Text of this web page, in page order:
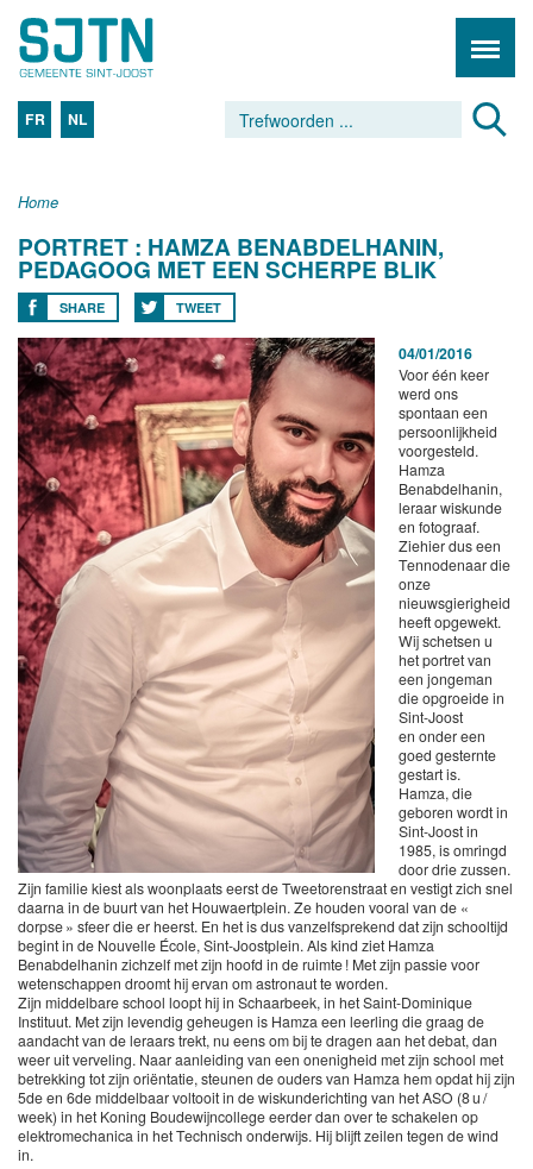
FR NL
Home
PORTRET : HAMZA BENABDELHANIN,
PEDAGOOG MET EEN SCHERPE BLIK
SHARE TWEET
04/01/2016
Voor één keer
werd ons
spontaan een
persoonlijkheid
voorgesteld.
Hamza
Benabdelhanin,
leraar wiskunde
en fotograaf.
Ziehier dus een
Tennodenaar die
onze
nieuwsgierigheid
heeft opgewekt.
Wij schetsen u
het portret van
een jongeman
die opgroeide in
Sint-Joost
en onder een
goed gesternte
gestart is.
Hamza, die
geboren wordt in
Sint-Joost in
1985, is omringd
door drie zussen.
Zijn familie kiest als woonplaats eerst de Tweetorenstraat en vestigt zich snel
daarna in de buurt van het Houwaertplein. Ze houden vooral van de «
dorpse » sfeer die er heerst. En het is dus vanzelfsprekend dat zijn schooltijd
begint in de Nouvelle École, Sint-Joostplein. Als kind ziet Hamza
Benabdelhanin zichzelf met zijn hoofd in de ruimte ! Met zijn passie voor
wetenschappen droomt hij ervan om astronaut te worden.
Zijn middelbare school loopt hij in Schaarbeek, in het Saint-Dominique
Instituut. Met zijn levendig geheugen is Hamza een leerling die graag de
aandacht van de leraars trekt, nu eens om bij te dragen aan het debat, dan
weer uit verveling. Naar aanleiding van een onenigheid met zijn school met
betrekking tot zijn oriëntatie, steunen de ouders van Hamza hem opdat hij zijn
5de en 6de middelbaar voltooit in de wiskunderichting van het ASO (8 u /
week) in het Koning Boudewijncollege eerder dan over te schakelen op
elektromechanica in het Technisch onderwijs. Hij blijft zeilen tegen de wind
in.